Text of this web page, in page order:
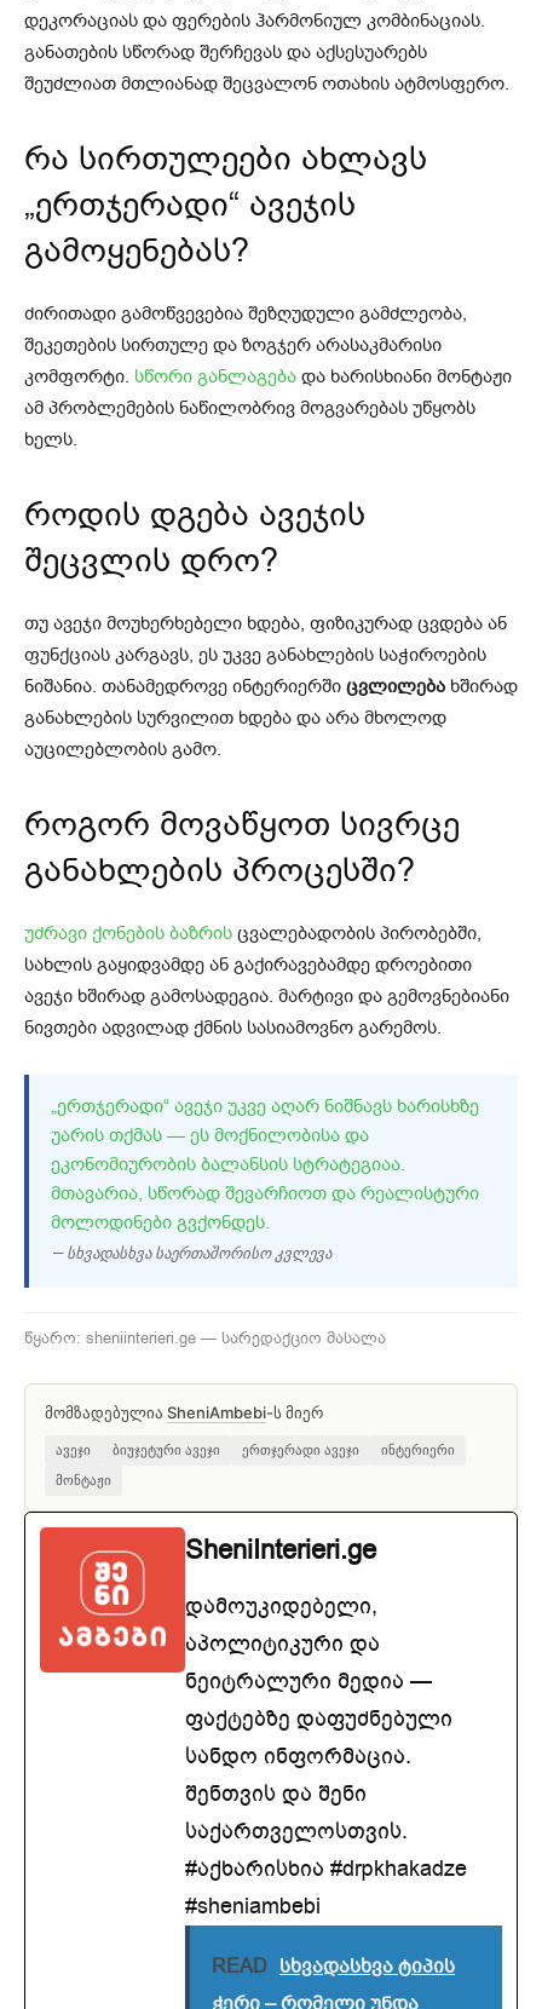
დეკორაციას და ფერების ჰარმონიულ კომბინაციას.
განათების სწორად შერჩევას და აქსესუარებს
შეუძლიათ მთლიანად შეცვალონ ოთახის ატმოსფერო.
რა სირთულეები ახლავს
„ერთჯერადი“ ავეჯის
გამოყენებას?
ძირითადი გამოწვევებია შეზღუდული გამძლეობა,
შეკეთების სირთულე და ზოგჯერ არასაკმარისი
კომფორტი. სწორი განლაგება და ხარისხიანი მონტაჟი
ამ პრობლემების ნაწილობრივ მოგვარებას უწყობს
ხელს.
როდის დგება ავეჯის
შეცვლის დრო?
თუ ავეჯი მოუხერხებელი ხდება, ფიზიკურად ცვდება ან
ფუნქციას კარგავს, ეს უკვე განახლების საჭიროების
ნიშანია. თანამედროვე ინტერიერში ცვლილება ხშირად
განახლების სურვილით ხდება და არა მხოლოდ
აუცილებლობის გამო.
როგორ მოვაწყოთ სივრცე
განახლების პროცესში?
უძრავი ქონების ბაზრის ცვალებადობის პირობებში,
სახლის გაყიდვამდე ან გაქირავებამდე დროებითი
ავეჯი ხშირად გამოსადეგია. მარტივი და გემოვნებიანი
ნივთები ადვილად ქმნის სასიამოვნო გარემოს.
„ᲔᲠᲗᲯᲔᲠᲐᲓᲘ“ ᲐᲕᲔᲯᲘ ᲣᲙᲕᲔ ᲐᲦᲐᲠ ᲜᲘᲨᲜᲐᲕᲡ ᲮᲐᲠᲘᲡᲮᲖᲔ
ᲣᲐᲠᲘᲡ ᲗᲥᲛᲐᲡ — ᲔᲡ ᲛᲝᲥᲜᲘᲚᲝᲑᲘᲡᲐ ᲓᲐ
ᲔᲙᲝᲜᲝᲛᲘᲣᲠᲝᲑᲘᲡ ᲑᲐᲚᲐᲜᲡᲘᲡ ᲡᲢᲠᲐᲢᲔᲒᲘᲐᲐ.
ᲛᲗᲐᲕᲐᲠᲘᲐ, ᲡᲬᲝᲠᲐᲓ ᲨᲔᲕᲐᲠᲩᲘᲝᲗ ᲓᲐ ᲠᲔᲐᲚᲘᲡᲢᲣᲠᲘ
ᲛᲝᲚᲝᲓᲘᲜᲔᲑᲘ ᲒᲕᲥᲝᲜᲓᲔᲡ.
— სხვადასხვა საერთაშორისო კვლევა
წყარო: sheniinterieri.ge — სარედაქციო მასალა
მომზადებულია SheniAmbebi-ს მიერ
ავეჯი ბიუჯეტური ავეჯი ერთჯერადი ავეჯი
ინტერიერი
მონტაჟი
SheniInterieri.ge
დამოუკიდებელი,
აპოლიტიკური და
ნეიტრალური მედია —
ფაქტებზე დაფუძნებული
სანდო ინფორმაცია.
შენთვის და შენი
საქართველოსთვის.
#აქხარისხია #drpkhakadze
#sheniambebi
READ სხვადასხვა ტიპის